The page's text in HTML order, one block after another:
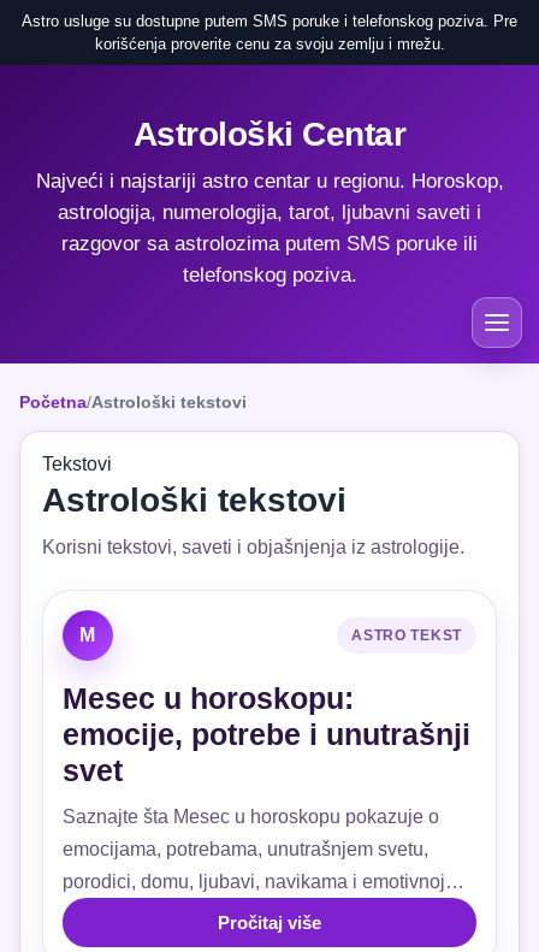
Astro usluge su dostupne putem SMS poruke i telefonskog poziva. Pre
korišćenja proverite cenu za svoju zemlju i mrežu.
Astrološki Centar
Najveći i najstariji astro centar u regionu. Horoskop,
astrologija, numerologija, tarot, ljubavni saveti i
razgovor sa astrolozima putem SMS poruke ili
telefonskog poziva.
Početna/Astrološki tekstovi
Tekstovi
Astrološki tekstovi
Korisni tekstovi, saveti i objašnjenja iz astrologije.
M ASTRO TEKST
Mesec u horoskopu:
emocije, potrebe i unutrašnji
svet
Saznajte šta Mesec u horoskopu pokazuje o
emocijama, potrebama, unutrašnjem svetu,
porodici, domu, ljubavi, navikama i emotivnoj
sigurnosti.
Pročitaj više